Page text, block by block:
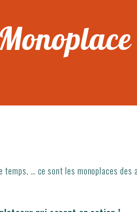
… ce sont les monoplaces